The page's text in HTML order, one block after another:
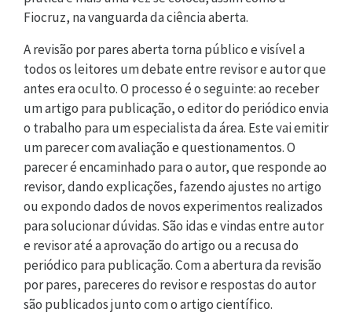
Fiocruz, na vanguarda da ciência aberta.
A revisão por pares aberta torna público e visível a
todos os leitores um debate entre revisor e autor que
antes era oculto. O processo é o seguinte: ao receber
um artigo para publicação, o editor do periódico envia
o trabalho para um especialista da área. Este vai emitir
um parecer com avaliação e questionamentos. O
parecer é encaminhado para o autor, que responde ao
revisor, dando explicações, fazendo ajustes no artigo
ou expondo dados de novos experimentos realizados
para solucionar dúvidas. São idas e vindas entre autor
e revisor até a aprovação do artigo ou a recusa do
periódico para publicação. Com a abertura da revisão
por pares, pareceres do revisor e respostas do autor
são publicados junto com o artigo científico.